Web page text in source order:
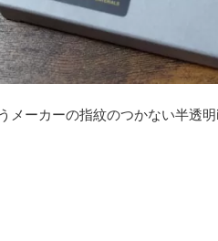
メーカーの指紋のつかない半透明